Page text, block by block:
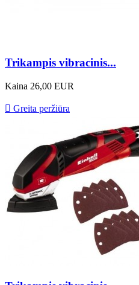
Trikampis vibracinis...
Kaina 26,00 EUR
 Greita peržiūra